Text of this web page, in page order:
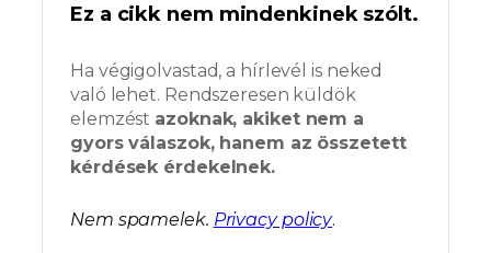
Ez a cikk nem mindenkinek szólt.
Ha végigolvastad, a hírlevél is neked
való lehet. Rendszeresen küldök
elemzést azoknak, akiket nem a
gyors válaszok, hanem az összetett
kérdések érdekelnek.
Nem spamelek. Privacy policy.